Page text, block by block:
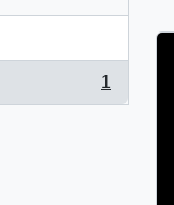
1